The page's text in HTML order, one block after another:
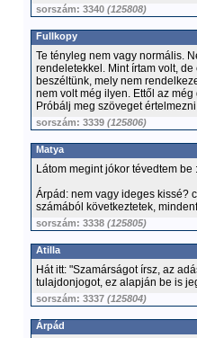
sorszám: 3340 (125808)
Fullkopy
Te tényleg nem vagy normális.
rendeletekkel. Mint írtam volt,
beszéltünk, mely nem
nem volt még ilyen. Ettől az
Próbálj meg szöveget
sorszám: 3339 (125806)
Matya
Látom megint jókor tévedtem be
Árpád: nem vagy ideges kissé?
számából következtetek,
sorszám: 3338 (125805)
Atilla
Hát itt: "Szamárságot írsz, az
tulajdonjogot, ez alapján be is
sorszám: 3337 (125804)
Árpád